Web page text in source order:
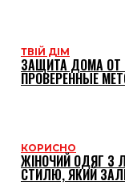
ТВІЙ ДІМ
ЗАЩИТА ДОМА ОТ
ПРОВЕРЕННЫЕ
КОРИСНО
ЖІНОЧИЙ ОДЯГ З
СТИЛЮ, ЯКИЙ